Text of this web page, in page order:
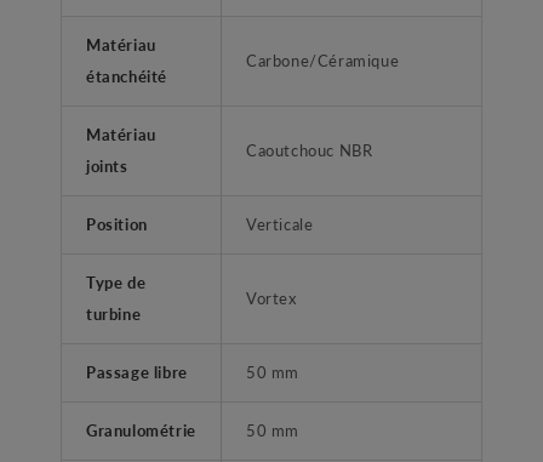
Matériau
étanchéité
Carbone/Céramique
Matériau
joints
Caoutchouc NBR
Position Verticale
Type de
turbine
Vortex
Passage libre 50 mm
Granulométrie 50 mm